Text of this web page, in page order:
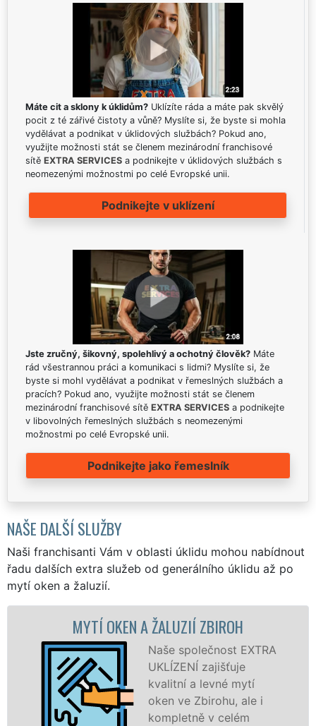
Máte cit a sklony k úklidům? Uklízíte ráda a máte pak skvělý
pocit z té zářivé čistoty a vůně? Myslíte si, že byste si mohla
vydělávat a podnikat v úklidových službách? Pokud ano,
využijte možnosti stát se členem mezinárodní franchisové
sítě EXTRA SERVICES a podnikejte v úklidových službách s
neomezenými možnostmi po celé Evropské unii.
Podnikejte v uklízení
Jste zručný, šikovný, spolehlivý a ochotný člověk? Máte
rád všestrannou práci a komunikaci s lidmi? Myslíte si, že
byste si mohl vydělávat a podnikat v řemeslných službách a
pracích? Pokud ano, využijte možnosti stát se členem
mezinárodní franchisové sítě EXTRA SERVICES a podnikejte
v libovolných řemeslných službách s neomezenými
možnostmi po celé Evropské unii.
Podnikejte jako řemeslník
NAŠE DALŠÍ SLUŽBY
Naši franchisanti Vám v oblasti úklidu mohou nabídnout
řadu dalších extra služeb od generálního úklidu až po
mytí oken a žaluzií.
OKEN A ŽALUZIÍ ZBIROH
Naše společnost EXTRA
UKLÍZENÍ zajišťuje
kvalitní a levné mytí
oken ve Zbirohu, ale i
kompletně v celém